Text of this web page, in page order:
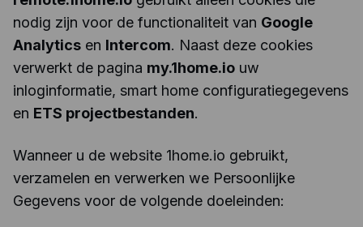
nodig zijn voor de functionaliteit van Google
Analytics en Intercom. Naast deze cookies
verwerkt de pagina my.1home.io uw
inloginformatie, smart home configuratiegegevens
en ETS projectbestanden.
Wanneer u de website 1home.io gebruikt,
verzamelen en verwerken we Persoonlijke
Gegevens voor de volgende doeleinden: